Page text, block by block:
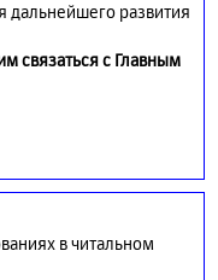
дальнейшего развития
связаться с Главным
в читальном